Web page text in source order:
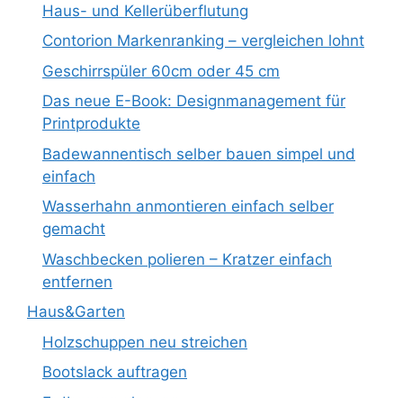
Haus- und Kellerüberflutung
Contorion Markenranking – vergleichen lohnt
Geschirrspüler 60cm oder 45 cm
Das neue E-Book: Designmanagement für
Printprodukte
Badewannentisch selber bauen simpel und
einfach
Wasserhahn anmontieren einfach selber
gemacht
Waschbecken polieren – Kratzer einfach
entfernen
Haus&Garten
Holzschuppen neu streichen
Bootslack auftragen